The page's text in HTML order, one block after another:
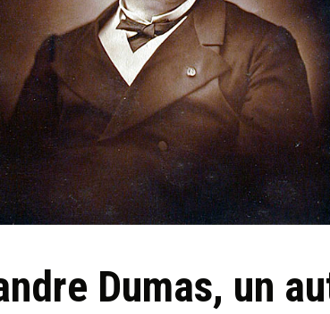
Dumas, un